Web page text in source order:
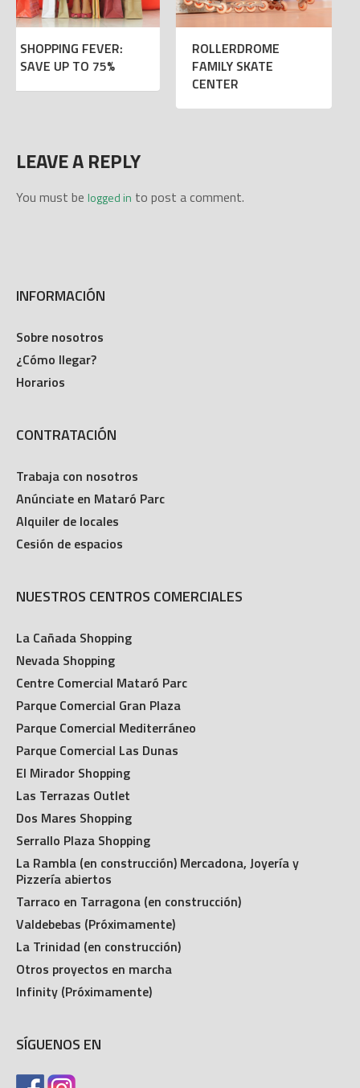
ROLLERDROME
FAMILY SKATE
NEW KIDS
PLAYGROUND
OPENING!
LEAVE A REPLY
You must be logged in to post a comment.
INFORMACIÓN
Sobre nosotros
¿Cómo llegar?
Horarios
CONTRATACIÓN
Trabaja con nosotros
Anúnciate en Mataró Parc
Alquiler de locales
Cesión de espacios
NUESTROS CENTROS COMERCIALES
La Cañada Shopping
Nevada Shopping
Centre Comercial Mataró Parc
Parque Comercial Gran Plaza
Parque Comercial Mediterráneo
Parque Comercial Las Dunas
El Mirador Shopping
Las Terrazas Outlet
Dos Mares Shopping
Serrallo Plaza Shopping
La Rambla (en construcción) Mercadona, Joyería y
Pizzería abiertos
Tarraco en Tarragona (en construcción)
Valdebebas (Próximamente)
La Trinidad (en construcción)
Otros proyectos en marcha
Infinity (Próximamente)
SÍGUENOS EN